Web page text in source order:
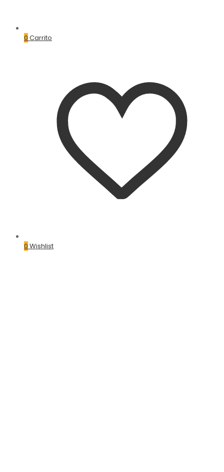
0 Carrito
0 Wishlist